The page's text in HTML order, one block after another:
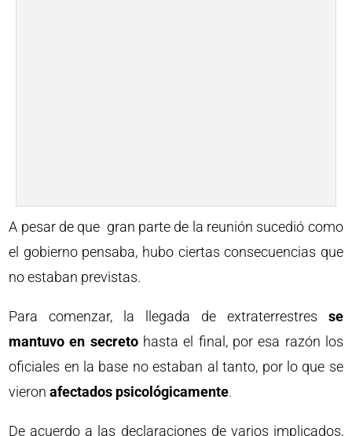
A pesar de que gran parte de la reunión sucedió como
el gobierno pensaba, hubo ciertas consecuencias que
no estaban previstas.
Para comenzar, la llegada de extraterrestres se
mantuvo en secretohasta el final, por esa razón los
oficiales en la base no estaban al tanto, por lo que se
vieronafectados psicológicamente.
De acuerdo a las declaraciones de varios implicados,